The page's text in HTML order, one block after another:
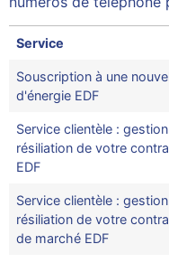
Service
Souscription à une
d'énergie EDF
Service clientèle :
résiliation de votre
EDF
Service clientèle :
résiliation de votre
de marché EDF